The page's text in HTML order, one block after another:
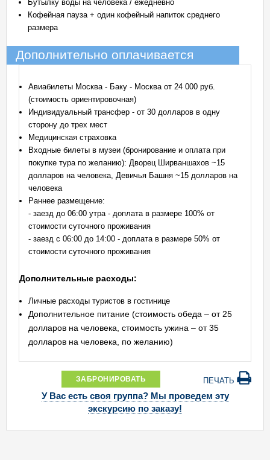
Бутылку воды на человека / ежедневно
Кофейная пауза + один кофейный напиток среднего
размера
Дополнительно оплачивается
Авиабилеты Москва - Баку - Москва от 24 000 руб.
(стоимость ориентировочная)
Индивидуальный трансфер - от 30 долларов в одну
сторону до трех мест
Медицинская страховка
Входные билеты в музеи (бронирование и оплата при
покупке тура по желанию): Дворец Ширваншахов ~15
долларов на человека, Девичья Башня ~15 долларов на
человека
Раннее размещение:
- заезд до 06:00 утра - доплата в размере 100% от
стоимости суточного проживания
- заезд с 06:00 до 14:00 - доплата в размере 50% от
стоимости суточного проживания
Дополнительные расходы:
Личные расходы туристов в гостинице
Дополнительное питание (стоимость обеда – от 25
долларов на человека, стоимость ужина – от 35
долларов на человека, по желанию)
ЗАБРОНИРОВАТЬ ПЕЧАТЬ
У Вас есть своя группа? Мы проведем эту
экскурсию по заказу!